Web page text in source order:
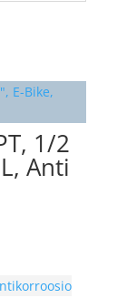
1/2
Anti